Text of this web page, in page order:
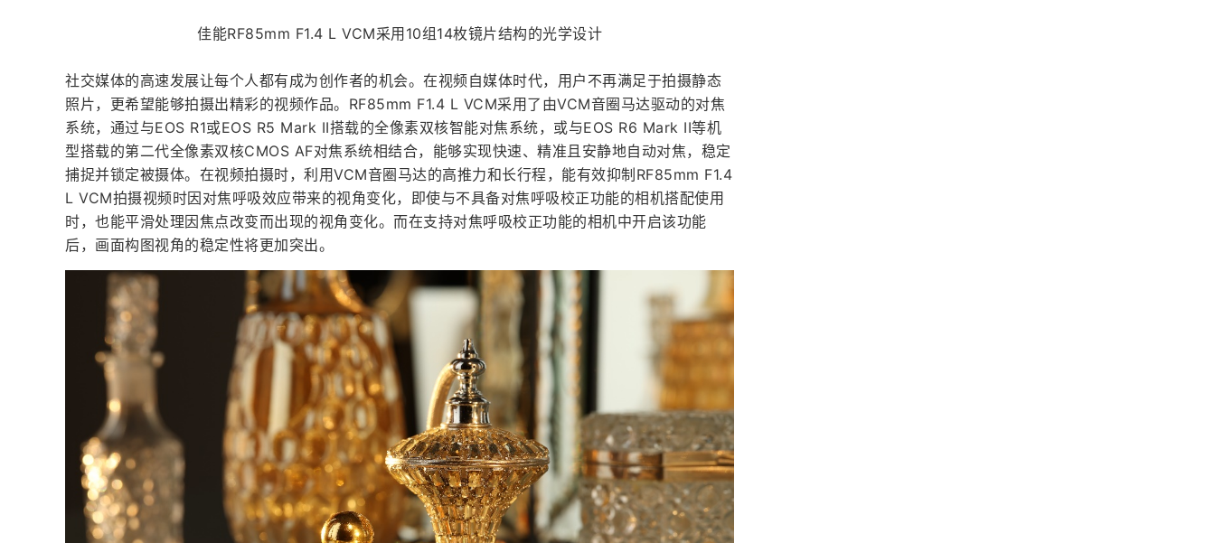
佳能RF85mm F1.4 L VCM采用10组14枚镜片结构的光学设计
社交媒体的高速发展让每个人都有成为创作者的机会。在视频自媒体时代，用户不再满足于拍摄静态
照片，更希望能够拍摄出精彩的视频作品。RF85mm F1.4 L VCM采用了由VCM音圈马达驱动的对焦
系统，通过与EOS R1或EOS R5 Mark II搭载的全像素双核智能对焦系统，或与EOS R6 Mark II等机
型搭载的第二代全像素双核CMOS AF对焦系统相结合，能够实现快速、精准且安静地自动对焦，稳定
捕捉并锁定被摄体。在视频拍摄时，利用VCM音圈马达的高推力和长行程，能有效抑制RF85mm F1.4
L VCM拍摄视频时因对焦呼吸效应带来的视角变化，即使与不具备对焦呼吸校正功能的相机搭配使用
时，也能平滑处理因焦点改变而出现的视角变化。而在支持对焦呼吸校正功能的相机中开启该功能
后，画面构图视角的稳定性将更加突出。